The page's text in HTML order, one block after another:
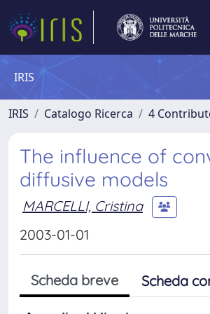
IRIS
IRIS Catalogo Ricerca 4
The influence of
diffusive models
MARCELLI, Cristina
2003-01-01
Scheda breve Scheda